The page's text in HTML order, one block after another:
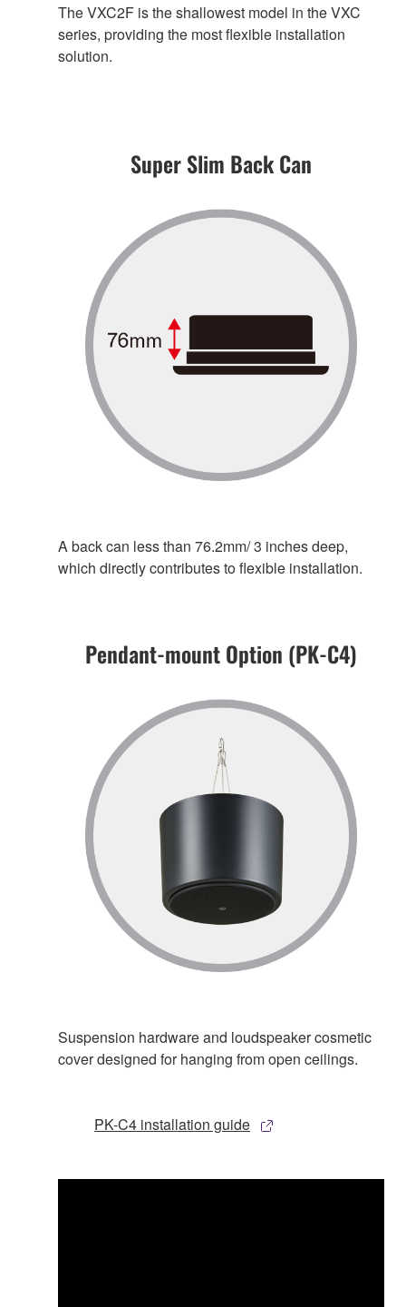
The VXC2F is the shallowest model in the VXC
series, providing the most flexible installation
solution.
Super Slim Back Can
A back can less than 76.2mm/ 3 inches deep,
which directly contributes to flexible installation.
Pendant-mount Option (PK-C4)
Suspension hardware and loudspeaker cosmetic
cover designed for hanging from open ceilings.
PK-C4 installation guide